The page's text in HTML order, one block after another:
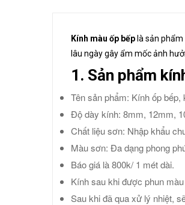
Kính màu ốp bếp là sản
lâu ngày gây ẩm mốc ảnh
1. Sản phẩm
Tên sản phẩm: Kính ốp bếp,
Độ dày kính: 8mm, 12mm,
Chất liệu sơn: Nhập khẩu
Màu sơn: Đa dạng phong
Báo giá là 800k/ 1 mét dài.
Kính sau khi được phun
Sau khi đã qua xử lý nhiệt,